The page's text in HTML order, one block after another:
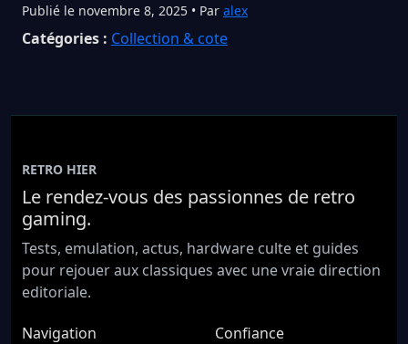
Publié le novembre 8, 2025 • Par alex
Catégories : Collection & cote
RETRO HIER
Le rendez-vous des passionnes de retro
gaming.
Tests, emulation, actus, hardware culte et guides
pour rejouer aux classiques avec une vraie direction
editoriale.
Navigation
Confiance